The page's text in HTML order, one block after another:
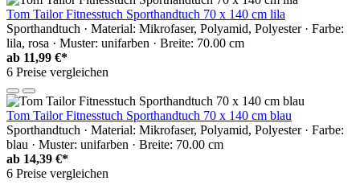
Tom Tailor Fitnesstuch Sporthandtuch 70 x 140 cm lila
Sporthandtuch · Material: Mikrofaser, Polyamid, Polyester · Farbe:
lila, rosa · Muster: unifarben · Breite: 70.00 cm
ab 11,99 €*
6 Preise vergleichen
Tom Tailor Fitnesstuch Sporthandtuch 70 x 140 cm blau
Sporthandtuch · Material: Mikrofaser, Polyamid, Polyester · Farbe:
blau · Muster: unifarben · Breite: 70.00 cm
ab 14,39 €*
6 Preise vergleichen